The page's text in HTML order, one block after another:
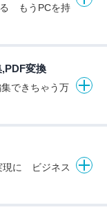
る もうPCを持
変換
できちゃう万
現に ビジネス